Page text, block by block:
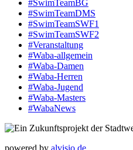
#SwimTeamBG
#SwimTeamDMS
#SwimTeamSWF1
#SwimTeamSWF2
#Veranstaltung
#Waba-allgemein
#Waba-Damen
#Waba-Herren
#Waba-Jugend
#Waba-Masters
#WabaNews